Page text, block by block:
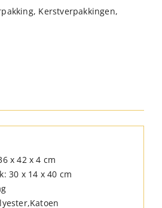
, Kerstverpakkingen,
x 42 x 4 cm
30 x 14 x 40 cm